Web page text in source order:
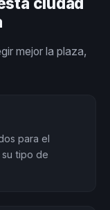
mejor la plaza,
para el
tipo de